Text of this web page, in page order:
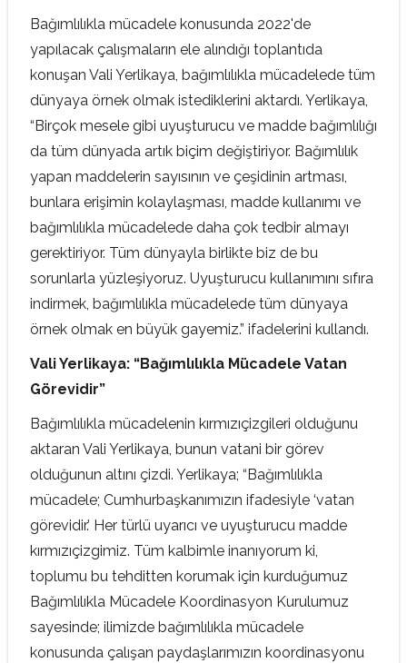
Bağımlılıkla mücadele konusunda 2022'de
yapılacak çalışmaların ele alındığı toplantıda
konuşan Vali Yerlikaya, bağımlılıkla mücadelede tüm
dünyaya örnek olmak istediklerini aktardı. Yerlikaya,
“Birçok mesele gibi uyuşturucu ve madde bağımlılığı
da tüm dünyada artık biçim değiştiriyor. Bağımlılık
yapan maddelerin sayısının ve çeşidinin artması,
bunlara erişimin kolaylaşması, madde kullanımı ve
bağımlılıkla mücadelede daha çok tedbir almayı
gerektiriyor. Tüm dünyayla birlikte biz de bu
sorunlarla yüzleşiyoruz. Uyuşturucu kullanımını sıfıra
indirmek, bağımlılıkla mücadelede tüm dünyaya
örnek olmak en büyük gayemiz.” ifadelerini kullandı.
Vali Yerlikaya: “Bağımlılıkla Mücadele Vatan
Görevidir”
Bağımlılıkla mücadelenin kırmızıçizgileri olduğunu
aktaran Vali Yerlikaya, bunun vatani bir görev
olduğunun altını çizdi. Yerlikaya; “Bağımlılıkla
mücadele; Cumhurbaşkanımızın ifadesiyle ‘vatan
görevidir.’ Her türlü uyarıcı ve uyuşturucu madde
kırmızıçizgimiz. Tüm kalbimle inanıyorum ki,
toplumu bu tehditten korumak için kurduğumuz
Bağımlılıkla Mücadele Koordinasyon Kurulumuz
sayesinde; ilimizde bağımlılıkla mücadele
konusunda çalışan paydaşlarımızın koordinasyonu